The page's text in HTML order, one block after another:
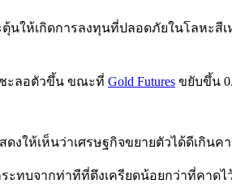
นให้เกิดการลงทุนที่ปลอดภัยในโลหะ
ชะลอตัวขึ้น ขณะที่ Gold Futures ขยับขึ้น
งให้เห็นว่าเศรษฐกิจขยายตัวได้ดีเกินค
ทบจากท่าทีที่ตึงเครียดน้อยกว่าที่คาดไ